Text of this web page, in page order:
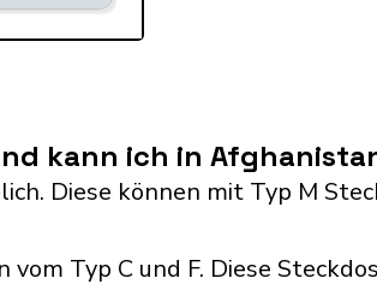
kann ich in
Diese können mit Typ M
Typ C und F. Diese